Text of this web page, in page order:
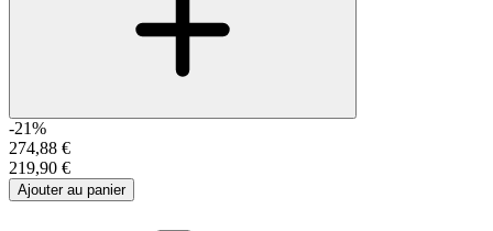
-21%
274,88 €
219,90 €
Ajouter au panier